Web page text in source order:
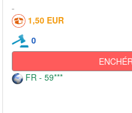
1,50 EUR
0
FR - 59***